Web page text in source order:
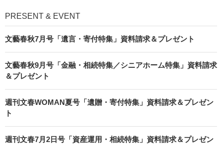
PRESENT & EVENT
文藝春秋7月号「遺言・寄付特集」資料請求＆プレゼント
文藝春秋9月号「金融・相続特集／シニアホーム特集」資料請求
＆プレゼント
週刊文春WOMAN夏号「遺贈・寄付特集」資料請求＆プレゼン
ト
週刊文春7月2日号「資産運用・相続特集」資料請求＆プレゼン